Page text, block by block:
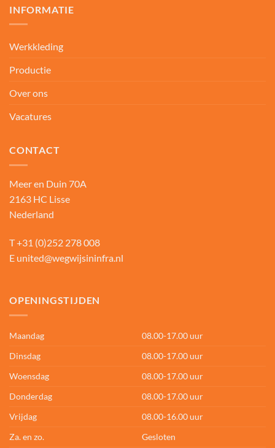
INFORMATIE
Werkkleding
Productie
Over ons
Vacatures
CONTACT
Meer en Duin 70A
2163 HC Lisse
Nederland
T+31 (0)252 278 008
E united@wegwijsininfra.nl
OPENINGSTIJDEN
Maandag
08.00-17.00 uur
Dinsdag
08.00-17.00 uur
Woensdag
08.00-17.00 uur
Donderdag
08.00-17.00 uur
Vrijdag
08.00-16.00 uur
Za. en zo.
Gesloten